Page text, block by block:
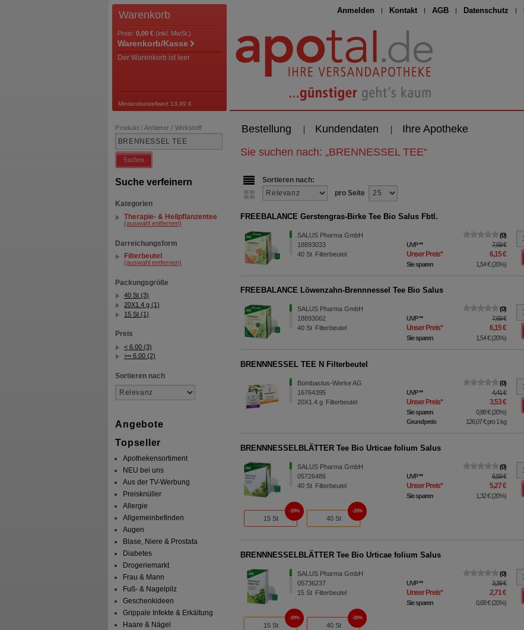
Anmelden Kontakt AGB Datenschutz
Warenkorb
Preis: 0,00 € (inkl. MwSt.)
Warenkorb/Kasse
Der Warenkorb ist leer
Mindestbestellwert 13,99 €
Bestellung Kundendaten Ihre Apotheke
Produkt / Anbieter / Wirkstoff
Suchen
Suche verfeinern
Kategorien
Therapie- & Heilpflanzentee
(auswahl entfernen)
Darreichungsform
Filterbeutel
(auswahl entfernen)
Packungsgröße
40 St (3)
20X1.4 g (1)
15 St (1)
Preis
< 6.00 (3)
>= 6.00 (2)
Sortieren nach
Angebote
Topseller
Apothekensortiment
NEU bei uns
Aus der TV-Werbung
Preisknüller
Allergie
Allgemeinbefinden
Augen
Blase, Niere & Prostata
Diabetes
Drogeriemarkt
Frau & Mann
Fuß- & Nagelpilz
Geschenkideen
Grippale Infekte & Erkältung
Haare & Nägel
Sie suchen nach: „BRENNESSEL TEE“
Sortieren nach:
pro Seite
FREEBALANCE Gerstengras-Birke Tee Bio Salus Fbtl.
SALUS Pharma GmbH
18893033
40St Filterbeutel
0
UVP** 7,69 €
Unser Preis* 6,15 €
Sie sparen 1,54 €(20%)
FREEBALANCE Löwenzahn-Brennnessel Tee Bio Salus
SALUS Pharma GmbH
18893062
40St Filterbeutel
0
UVP** 7,69 €
Unser Preis* 6,15 €
Sie sparen 1,54 €(20%)
BRENNNESSEL TEE N Filterbeutel
Bombastus-Werke AG
16764395
20X1.4g Filterbeutel
0
UVP** 4,41 €
Unser Preis* 3,53 €
Sie sparen 0,88 €(20%)
Grundpreis
126,07 €pro 1 kg
BRENNNESSELBLÄTTER Tee Bio Urticae folium Salus
SALUS Pharma GmbH
05726486
40St Filterbeutel
0
UVP** 6,59 €
Unser Preis* 5,27 €
Sie sparen 1,32 €(20%)
15 St
20%
40 St
20%
BRENNNESSELBLÄTTER Tee Bio Urticae folium Salus
SALUS Pharma GmbH
05736237
15St Filterbeutel
0
UVP** 3,39 €
Unser Preis* 2,71 €
Sie sparen 0,68 €(20%)
15 St
20%
40 St
20%